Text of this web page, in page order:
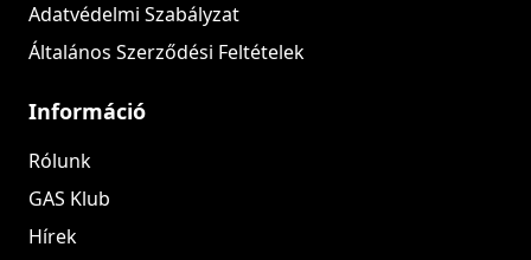
Adatvédelmi Szabályzat
Általános Szerződési Feltételek
Információ
Rólunk
GAS Klub
Hírek